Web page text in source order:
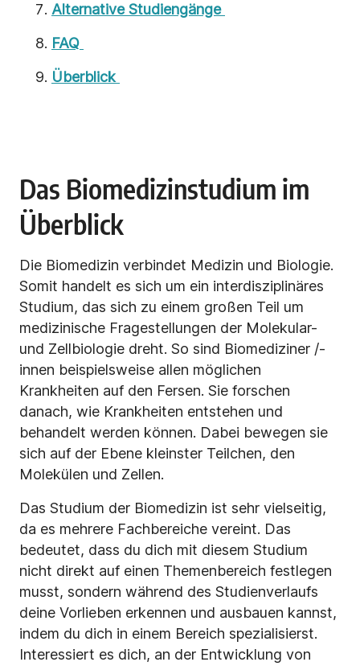
Alternative Studiengänge
FAQ
Überblick
Das Biomedizinstudium im
Überblick
Die Biomedizin verbindet Medizin und Biologie.
Somit handelt es sich um ein interdisziplinäres
Studium, das sich zu einem großen Teil um
medizinische Fragestellungen der Molekular-
und Zellbiologie dreht. So sind Biomediziner /-
innen beispielsweise allen möglichen
Krankheiten auf den Fersen. Sie forschen
danach, wie Krankheiten entstehen und
behandelt werden können. Dabei bewegen sie
sich auf der Ebene kleinster Teilchen, den
Molekülen und Zellen.
Das Studium der Biomedizin ist sehr vielseitig,
da es mehrere Fachbereiche vereint. Das
bedeutet, dass du dich mit diesem Studium
nicht direkt auf einen Themenbereich festlegen
musst, sondern während des Studienverlaufs
deine Vorlieben erkennen und ausbauen kannst,
indem du dich in einem Bereich spezialisierst.
Interessiert es dich, an der Entwicklung von